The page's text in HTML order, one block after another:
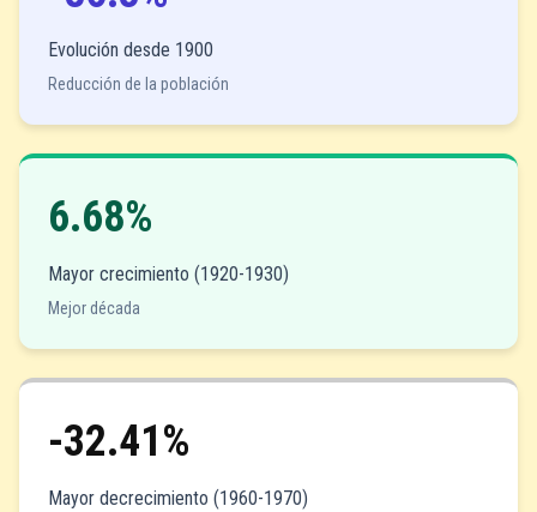
Evolución desde 1900
Reducción de la población
6.68%
Mayor crecimiento (1920-1930)
Mejor década
-32.41%
Mayor decrecimiento (1960-1970)